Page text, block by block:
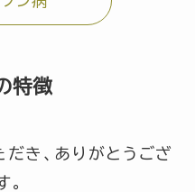
特徴
き、ありがとうござ
。